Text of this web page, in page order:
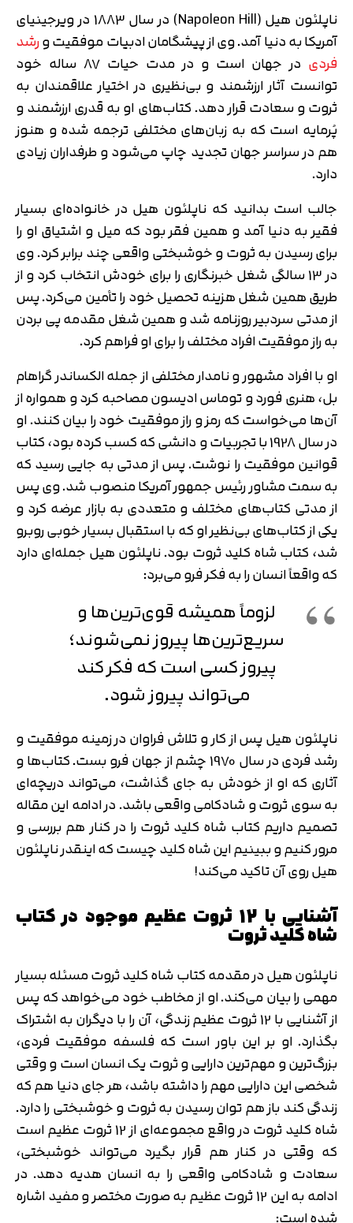
ناپلئون هیل (Napoleon Hill) در سال 1883 در ویرجینیای
آمریکا به دنیا آمد. وی از پیشگامان ادبیات موفقیت ورشد
فردی
در جهان است و در مدت حیات 87 ساله خود
توانست آثار ارزشمند و بی‌نظیری در اختیار علاقمندان به
ثروت و سعادت قرار دهد. کتاب‌های او به قدری ارزشمند و
پُرمایه است که به زبان‌های مختلفی ترجمه شده و هنوز
هم در سراسر جهان تجدید چاپ می‌شود و طرفداران زیادی
دارد.
جالب است بدانید که ناپلئون هیل در خانواده‌ای بسیار
فقیر به دنیا آمد و همین فقر بود که میل و اشتیاق او را
برای رسیدن به ثروت و خوشبختی واقعی چند برابر کرد. وی
در 13 سالگی شغل خبرنگاری را برای خودش انتخاب کرد و از
طریق همین شغل هزینه تحصیل خود را تأمین می‌کرد. پس
از مدتی سردبیر روزنامه شد و همین شغل مقدمه پی بردن
به راز موفقیت افراد مختلف را برای او فراهم کرد.
او با افراد مشهور و نامدار مختلفی از جمله الکساندر گراهام
بل، هنری فورد و توماس ادیسون مصاحبه کرد و همواره از
آن‌ها می‌خواست که رمز و راز موفقیت خود را بیان کنند. او
در سال 1928 با تجربیات و دانشی که کسب کرده بود، کتاب
قوانین موفقیت را نوشت. پس از مدتی به جایی رسید که
به سمت مشاور رئیس جمهور آمریکا منصوب شد. وی پس
از مدتی کتاب‌های مختلف و متعددی به بازار عرضه کرد و
یکی از کتاب‌های بی‌نظیر او که با استقبال بسیار خوبی روبرو
شد، کتاب شاه کلید ثروت بود. ناپلئون هیل جمله‌ای دارد
که واقعاً انسان را به فکر فرو می‌برد:
لزوماً همیشه قوی‌ترین‌ها و
سریع‌ترین‌ها پیروز نمی‌شوند؛
پیروز کسی است که فکر کند
می‌تواند پیروز شود.
ناپلئون هیل پس از کار و تلاش فراوان در زمینه موفقیت و
رشد فردی در سال 1970 چشم از جهان فرو بست. کتاب‌ها و
آثاری که او از خودش به جای گذاشت، می‌تواند دریچه‌ای
به سوی ثروت و شادکامی واقعی باشد. در ادامه این مقاله
تصمیم داریم کتاب شاه کلید ثروت را در کنار هم بررسی و
مرور کنیم و ببینیم این شاه کلید چیست که اینقدر ناپلئون
هیل روی آن تاکید می‌کند!
آشنایی با 12 ثروت عظیم موجود در کتاب
شاه کلید ثروت
ناپلئون هیل در مقدمه کتاب شاه کلید ثروت مسئله بسیار
مهمی را بیان می‌کند. او از مخاطب خود می‌خواهد که پس
از آشنایی با 12 ثروت عظیم زندگی، آن را با دیگران به اشتراک
بگذارد. او بر این باور است که فلسفه موفقیت فردی،
بزرگ‌ترین و مهم‌ترین دارایی و ثروت یک انسان است و وقتی
شخصی این دارایی مهم را داشته باشد، هر جای دنیا هم که
زندگی کند باز هم توان رسیدن به ثروت و خوشبختی را دارد.
شاه کلید ثروت در واقع مجموعه‌ای از 12 ثروت عظیم است
که وقتی در کنار هم قرار بگیرد می‌تواند خوشبختی،
سعادت و شادکامی واقعی را به انسان هدیه دهد. در
ادامه به این 12 ثروت عظیم به صورت مختصر و مفید اشاره
شده است: